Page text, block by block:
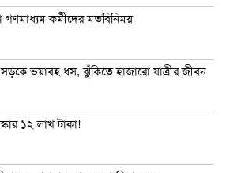
গণমাধ্যম কর্মীদের মতবিনিময়
সড়কে ভয়াবহ ধস, ঝুঁকিতে হাজারো যাত্রীর জীবন
১২ লাখ টাকা!